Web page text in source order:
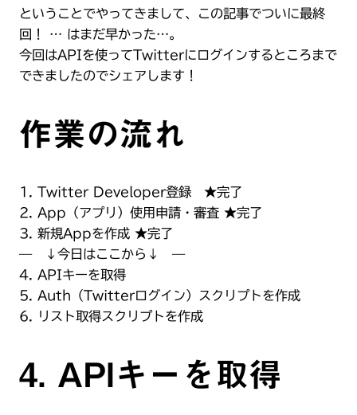
ということでやってきまして、この記事でついに最終
回！ … はまだ早かった…。
今回はAPIを使ってTwitterにログインするところまで
できましたのでシェアします！
作業の流れ
1. Twitter Developer登録 ★完了
2. App（アプリ）使用申請・審査 ★完了
3. 新規Appを作成 ★完了
— ↓今日はここから↓ —
4. APIキーを取得
5. Auth（Twitterログイン）スクリプトを作成
6. リスト取得スクリプトを作成
4. APIキーを取得